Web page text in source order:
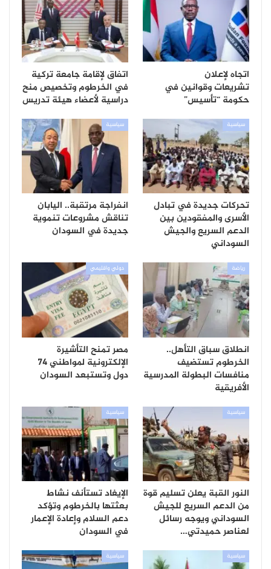
اتجاه لإعلان
تشريعات وقوانين في
حكومة “تأسيس”
اتفاق لإقامة جامعة تركية
في الخرطوم وتخصيص منح
دراسية لأعضاء هيئة تدريس
سياسية
تحركات جديدة في تبادل
الأسرى والمفقودين بين
الدعم السريع والجيش
السوداني
سياسية
انفراجة مرتقبة.. اليابان
تناقش مشروعات تنموية
جديدة في السودان
رياضة
انطلاق سباق التأهل..
الخرطوم تستضيف
منافسات البطولة المدرسية
الأفريقية
دولي واقليمي
مصر تمنح التأشيرة
الإلكترونية لمواطني 74
دول وتستبعد السودان
سياسية
النور القبة يعلن تسليم قوة
من الدعم السريع للجيش
السوداني ويوجه رسائل
لعناصر حميدتي…
سياسية
الإيغاد تستأنف نشاط
بعثتها بالخرطوم وتؤكد
دعم السلام وإعادة الإعمار
في السودان
سياسية سياسية